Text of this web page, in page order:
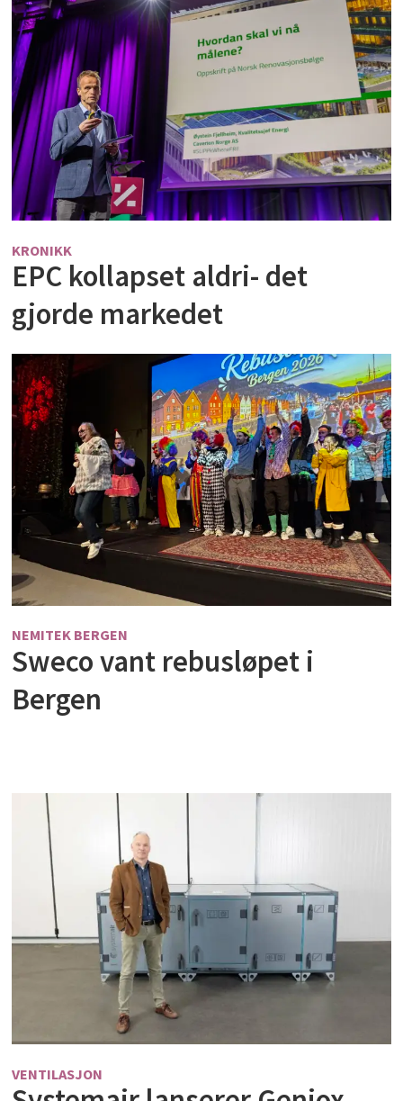
KRONIKK
EPC kollapset aldri- det
gjorde markedet
NEMITEK BERGEN
Sweco vant rebusløpet i
Bergen
VENTILASJON